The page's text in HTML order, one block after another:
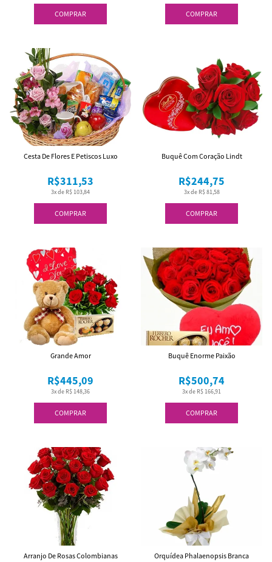
COMPRAR COMPRAR
COMPRAR
3x de R$ 103,84
R$311,53
Cesta De Flores E Petiscos Luxo
COMPRAR
3x de R$ 81,58
R$244,75
Buquê Com Coração Lindt
COMPRAR
3x de R$ 148,36
R$445,09
Grande Amor
COMPRAR
3x de R$ 166,91
R$500,74
Buquê Enorme Paixão
Arranjo De Rosas Colombianas
Orquídea Phalaenopsis Branca